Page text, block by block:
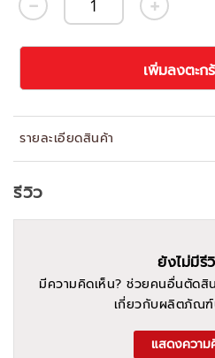
เพิ่มลงตะก
รายละเอียดสินค้า
รีวิว
ยังไม่มีรี
มีความคิดเห็น? ช่วยคนอื่นตัด
เกี่ยวกับผลิตภัณ
แสดงความ